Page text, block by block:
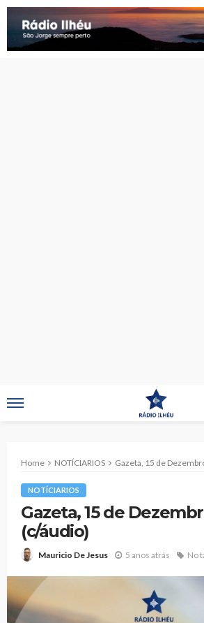
Home NOTÍCIARIOS Gazeta, 15 de
NOTÍCIARIOS
Gazeta, 15 de
(c/áudio)
Mauricio De Jesus 5 anos atrás No